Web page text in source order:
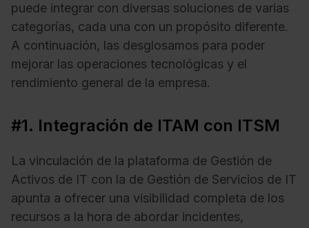
puede integrar con diversas soluciones de varias
categorías, cada una con un propósito diferente.
A continuación, las desglosamos para poder
mejorar las operaciones tecnológicas y el
rendimiento general de la empresa.
#1. Integración de ITAM con ITSM
La vinculación de la plataforma de Gestión de
Activos de IT con la de Gestión de Servicios de IT
apunta a ofrecer una visibilidad completa de los
recursos a la hora de abordar incidentes,